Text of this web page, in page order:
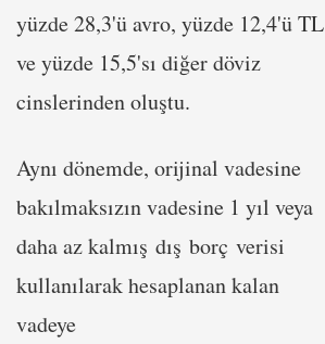
yüzde 28,3'ü avro, yüzde 12,4'ü TL
ve yüzde 15,5'sı diğer döviz
cinslerinden oluştu.
Aynı dönemde, orijinal vadesine
bakılmaksızın vadesine 1 yıl veya
daha az kalmış dış borç verisi
kullanılarak hesaplanan kalan
vadeye